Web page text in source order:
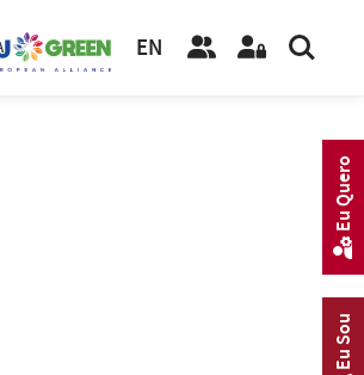
EN
Eu Sou
Eu Quero